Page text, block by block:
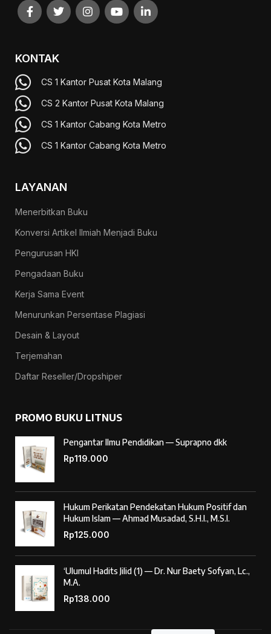
KONTAK
CS 1 Kantor Pusat Kota Malang
CS 2 Kantor Pusat Kota Malang
CS 1 Kantor Cabang Kota Metro
CS 1 Kantor Cabang Kota Metro
LAYANAN
Menerbitkan Buku
Konversi Artikel Ilmiah Menjadi Buku
Pengurusan HKI
Pengadaan Buku
Kerja Sama Event
Menurunkan Persentase Plagiasi
Desain & Layout
Terjemahan
Daftar Reseller/Dropshiper
PROMO BUKU LITNUS
Pengantar Ilmu Pendidikan — Suprapno dkk
Rp119.000
Hukum Perikatan Pendekatan Hukum Positif dan
Hukum Islam — Ahmad Musadad, S.H.I., M.S.I.
Rp125.000
‘Ulumul Hadits Jilid (1) — Dr. Nur Baety Sofyan, Lc.,
M.A.
Rp138.000